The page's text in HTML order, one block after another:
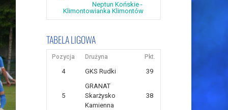
Neptun Końskie -
Klimontowianka Klimontów
TABELA LIGOWA
Pozycja Drużyna Pkt.
4 GKS Rudki 39
5
GRANAT
Skarżysko
Kamienna
38